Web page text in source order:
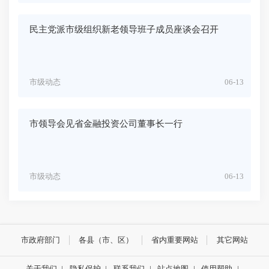
民主党派市级组织新老领导班子成员座谈会召开
06-13
市级动态
市领导会见省金融投资公司董事长一行
06-13
市级动态
市政府部门 各县（市、区） 省内重要网站 其它网站